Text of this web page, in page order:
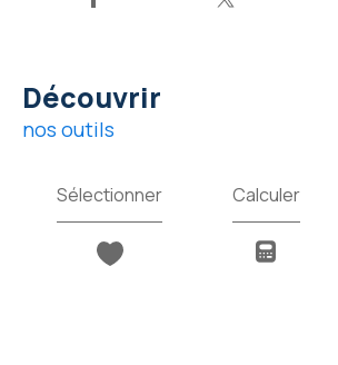
découvrir
nos outils
Sélectionner Calculer